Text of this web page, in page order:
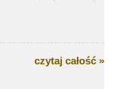
czytaj całość »